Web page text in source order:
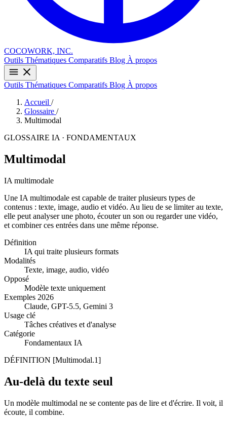
COCOWORK, INC.
Outils Thématiques Comparatifs Blog À propos
Outils Thématiques Comparatifs Blog À propos
Accueil /
Glossaire /
Multimodal
GLOSSAIRE IA · FONDAMENTAUX
Multimodal
IA multimodale
Une IA multimodale est capable de traiter plusieurs types de
contenus : texte, image, audio et vidéo. Au lieu de se limiter au texte,
elle peut analyser une photo, écouter un son ou regarder une vidéo,
et combiner ces entrées dans une même réponse.
Définition
IA qui traite plusieurs formats
Modalités
Texte, image, audio, vidéo
Opposé
Modèle texte uniquement
Exemples 2026
Claude, GPT-5.5, Gemini 3
Usage clé
Tâches créatives et d'analyse
Catégorie
Fondamentaux IA
DÉFINITION [Multimodal.1]
Au-delà du texte seul
Un modèle multimodal ne se contente pas de lire et d'écrire. Il voit, il
écoute, il combine.